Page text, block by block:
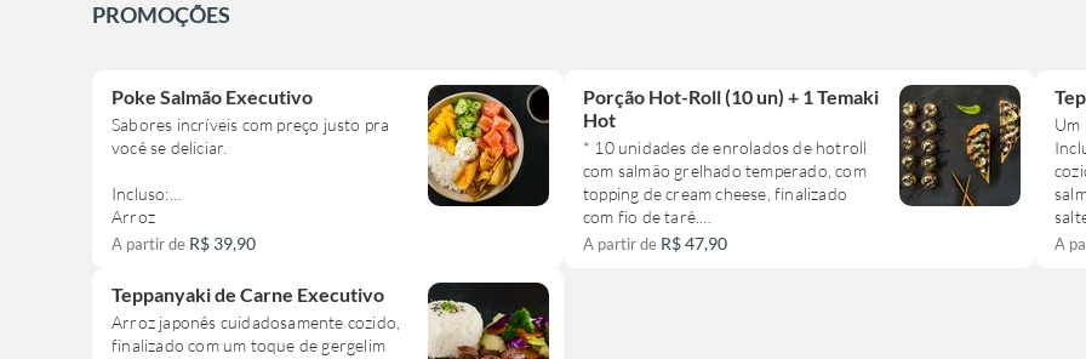
PROMOÇÕES
Poke Salmão Executivo
Sabores incríveis com preço justo pra
você se deliciar.
Incluso:
Arroz
Salmão
Manga
Cream Cheese
Chips de Batata Doce
Molho à sua escolha
A partir de R$ 39,90
Porção Hot-Roll (10 un) + 1 Temaki
Hot
* 10 unidades de enrolados de hotroll
com salmão grelhado temperado, com
topping de cream cheese, finalizado
com fio de tarê.
A partir de R$ 47,90
Um
A
Teppanyaki de Carne Executivo
Arroz japonês cuidadosamente cozido,
finalizado com um toque de gergelim